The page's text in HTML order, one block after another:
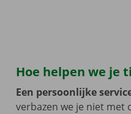
Hoe helpen we je
Een persoonlijke
verbazen we je niet met